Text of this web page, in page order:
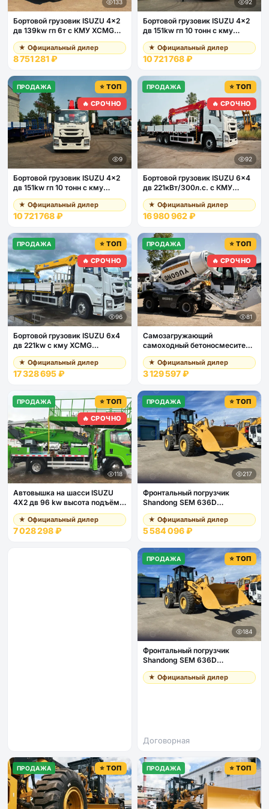
133
Бортовой грузовик ISUZU 4x2
дв 139kw гп 6т c КМУ XCMG
SQS157 гп 6,3т 4 секции 12.8м
кузов 6000*2400*550 колеса
8.25R20 спальник задние
★ Официальный дилер
8 751 281 ₽
92
Бортовой грузовик ISUZU 4x2
дв 151kw гп 10 тонн c кму
VIGRUS SHS2006 гп 8 тонн 6
секций 20м кузов
6500*2470*550
★ Официальный дилер
10 721 768 ₽
ПРОДАЖА
⭐ ТОП
🔥 СРОЧНО
9
Бортовой грузовик ISUZU 4x2
дв 151kw гп 10 тонн c кму
VIGRUS SHS2006 гп 8 тонн 6
секций 20м кузов
6500*2470*550
★ Официальный дилер
10 721 768 ₽
ПРОДАЖА
⭐ ТОП
🔥 СРОЧНО
92
Бортовой грузовик ISUZU 6x4
дв 221кВт/300л.с. c КМУ
VIGRUS SHS3005A г/п 12т 5
секций 18,3 м
★ Официальный дилер
16 980 962 ₽
ПРОДАЖА
⭐ ТОП
🔥 СРОЧНО
96
Бортовой грузовик ISUZU 6х4
дв 221kw c кму XCMG
GSQS350-5 гп 14т., стрела
19,6м, кузов 8500х2400х550
★ Официальный дилер
17 328 695 ₽
ПРОДАЖА
⭐ ТОП
🔥 СРОЧНО
81
Самозагружающий
самоходный бетоносмеситель
YUGONG SDM3000
★ Официальный дилер
3 129 597 ₽
ПРОДАЖА
⭐ ТОП
🔥 СРОЧНО
118
Автовышка на шасси ISUZU
4Х2 дв 96 kw высота подъёма
21м люлька 2х4м гп 1 тонна
★ Официальный дилер
7 028 298 ₽
ПРОДАЖА ⭐ ТОП
217
Фронтальный погрузчик
Shandong SEM 636D
джойстик, кондиционер
★ Официальный дилер
5 584 096 ₽
ПРОДАЖА ⭐ ТОП
184
Фронтальный погрузчик
Shandong SEM 636D
джойстик, кондиционер
★ Официальный дилер
Договорная
ПРОДАЖА ⭐ ТОП ПРОДАЖА ⭐ ТОП